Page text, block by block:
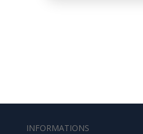
INFORMATIONS